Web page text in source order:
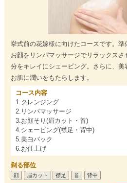
挙式前の花嫁様に向けたコースです。
お顔をリンパマッサージでリラックス
分をキレイにシェービング。さらに、美
お肌に潤いをもたらします。
コース内容
1.クレンジング
2.リンパマッサージ
3.お顔そり(眉カット・首)
4.シェービング(襟足・背中)
5.美白パック
6.お仕上げ
剃る部位
顔 眉カット 襟足 首 背中